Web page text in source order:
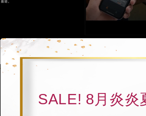
SALE! 8月炎炎